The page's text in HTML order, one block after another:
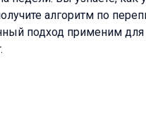
алгоритм по
подход применим для